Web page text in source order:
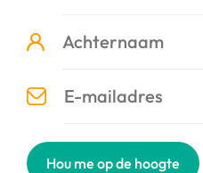
Hou me op de hoogte